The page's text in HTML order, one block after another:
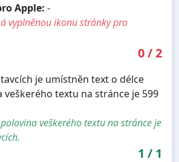
Apple: -
vyplněnou ikonu stránky pro
0/2
je umístněn text o délce
veškerého textu na stránce je 599
veškerého textu na stránce je
1 / 1